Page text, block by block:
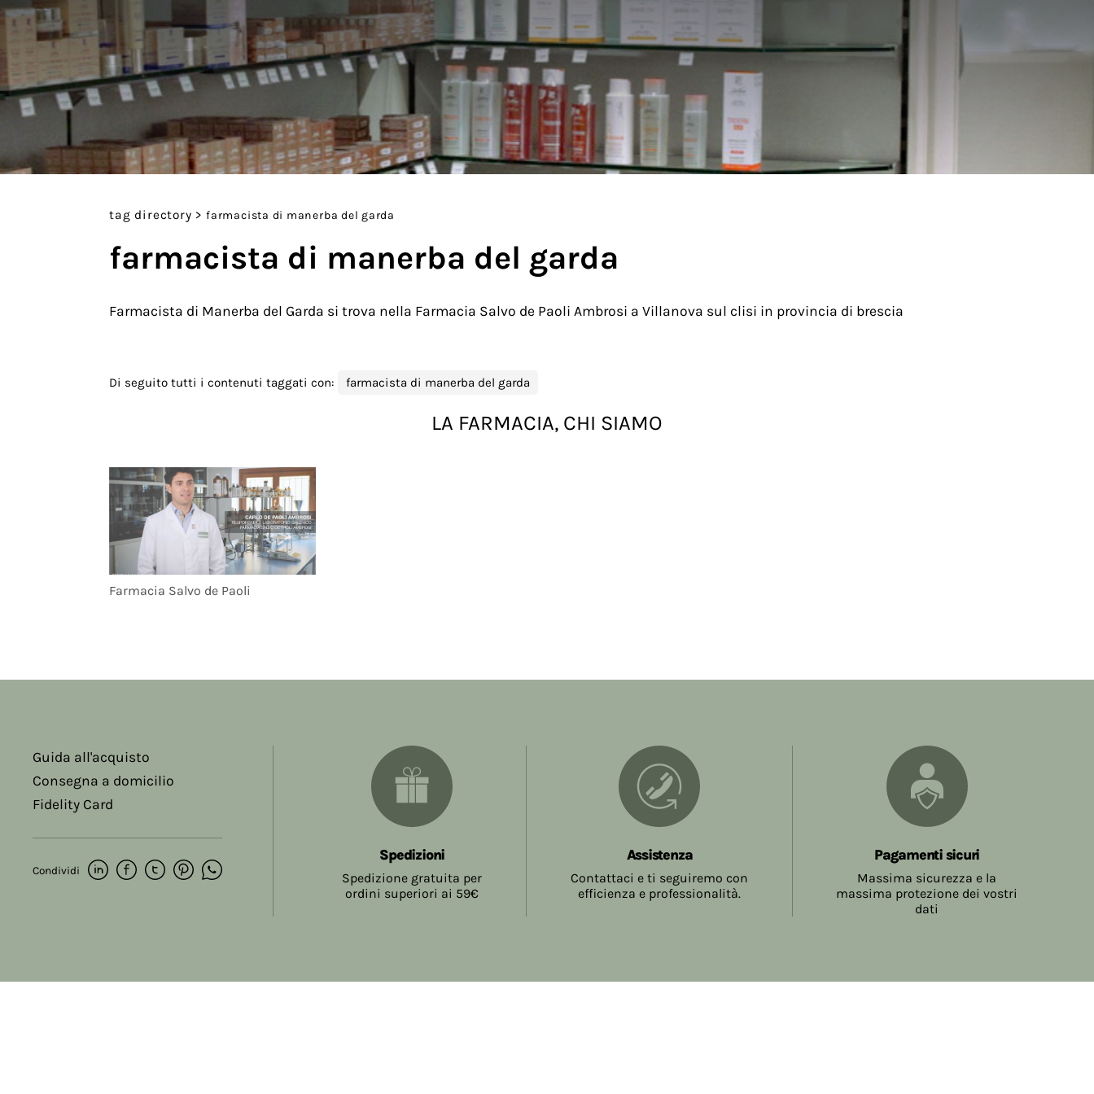
tag directory > farmacista di manerba del garda
farmacista di manerba del garda
Farmacista di Manerba del Garda si trova nella Farmacia Salvo de Paoli Ambrosi a Villanova sul clisi in provincia di brescia
Di seguito tutti i contenuti taggati con: farmacista di manerba del garda
LA FARMACIA, CHI SIAMO
Farmacia Salvo de Paoli
Guida all'acquisto
Consegna a domicilio
Fidelity Card
Condividi
Spedizioni
Spedizione gratuita per
ordini superiori ai 59€
Assistenza
Contattaci e ti seguiremo con
efficienza e professionalità.
Pagamenti sicuri
Massima sicurezza e la
massima protezione dei vostri
dati